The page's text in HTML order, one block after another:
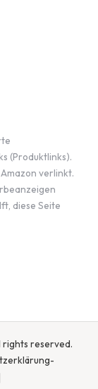
(Produktlinks).
verlinkt.
diese Seite
rights reserved.
-